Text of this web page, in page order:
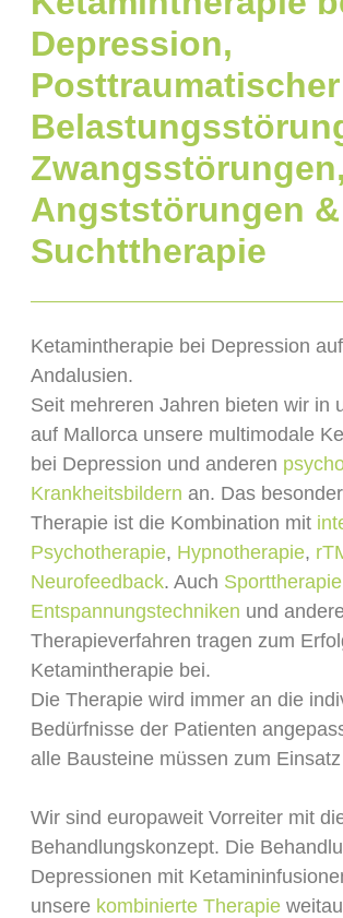
Depression,
Posttraumatischer
Zwangsstörungen,
Angststörungen &
Suchttherapie
Ketamintherapie bei Depression
Andalusien.
Seit mehreren Jahren bieten wir in
auf Mallorca unsere multimodale
bei Depression und anderen
Krankheitsbildern an. Das
Therapie ist die Kombination mit
Psychotherapie, Hypnotherapie,
Neurofeedback. Auch Sporttherapie
Entspannungstechniken und
Therapieverfahren tragen zum
Ketamintherapie bei.
Die Therapie wird immer an die
Bedürfnisse der Patienten
alle Bausteine müssen zum
Wir sind europaweit Vorreiter mit
Behandlungskonzept. Die
Depressionen mit
unsere kombinierte Therapie